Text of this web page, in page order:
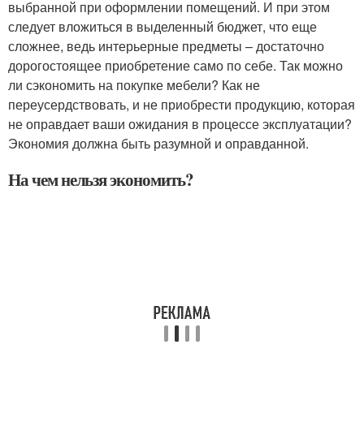
выбранной при оформлении помещений. И при этом
следует вложиться в выделенный бюджет, что еще
сложнее, ведь интерьерные предметы – достаточно
дорогостоящее приобретение само по себе. Так можно
ли сэкономить на покупке мебели? Как не
переусердствовать, и не приобрести продукцию, которая
не оправдает ваши ожидания в процессе эксплуатации?
Экономия должна быть разумной и оправданной.
На чем нельзя экономить?